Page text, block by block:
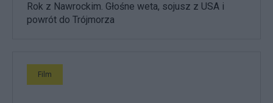
Rok z Nawrockim. Głośne weta, sojusz z USA i
powrót do Trójmorza
Film